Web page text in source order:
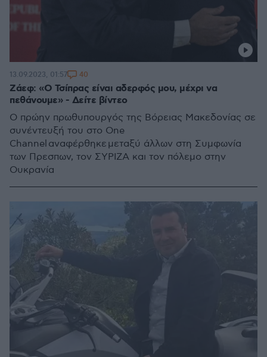
Ζάεφ: «Ο Τσίπρας είναι αδερφός μου, μέχρι να
πεθάνουμε» - Δείτε βίντεο
Ο πρώην πρωθυπουργός της Βόρειας Μακεδονίας σε
συνέντευξή του στο One
Channel αναφέρθηκε μεταξύ άλλων στη Συμφωνία
των Πρεσπων, τον ΣΥΡΙΖΑ και τον πόλεμο στην
Ουκρανία
13.09.2023, 01:57 40